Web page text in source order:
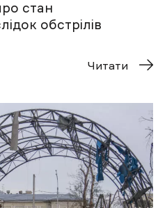
стан
обстрілів
Читати